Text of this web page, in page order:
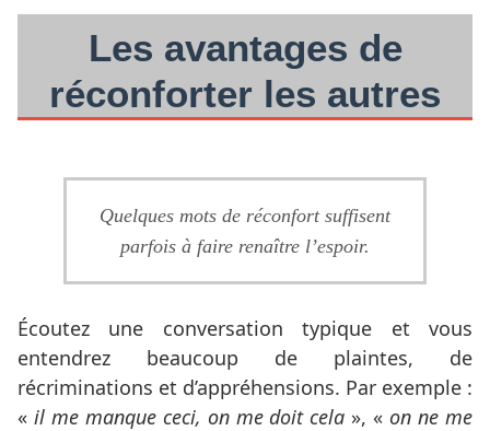
Les avantages de
réconforter les autres
Quelques mots de réconfort suffisent
parfois à faire renaître l’espoir.
Écoutez une conversation typique et vous
entendrez beaucoup de plaintes, de
récriminations et d’appréhensions. Par exemple :
« il me manque ceci, on me doit cela », « on ne me